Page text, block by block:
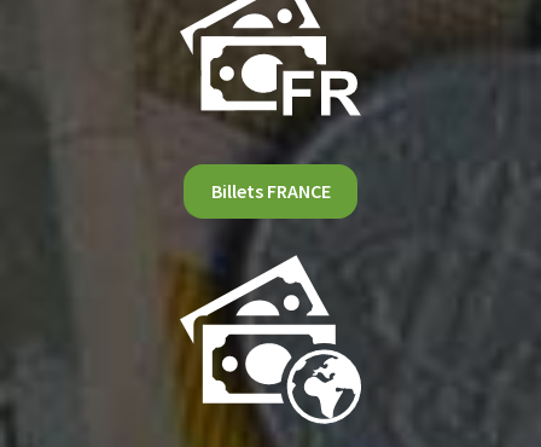
Billets FRANCE